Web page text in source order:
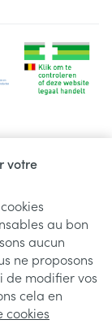
votre
au bon
aucun
ne proposons
de modifier vos
cela en